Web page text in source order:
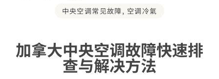
中央空调常见故障, 空调冷氣
加拿大中央空调故障快速排
查与解决方法